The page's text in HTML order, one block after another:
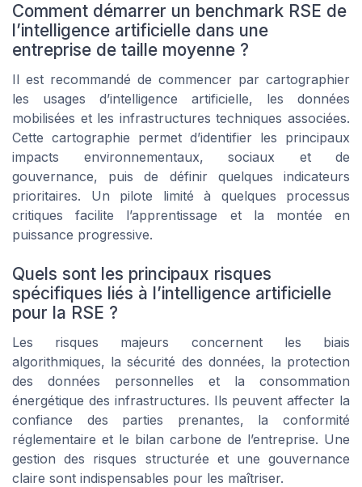
Comment démarrer un benchmark RSE de
l’intelligence artificielle dans une
entreprise de taille moyenne ?
Il est recommandé de commencer par cartographier
les usages d’intelligence artificielle, les données
mobilisées et les infrastructures techniques associées.
Cette cartographie permet d’identifier les principaux
impacts environnementaux, sociaux et de
gouvernance, puis de définir quelques indicateurs
prioritaires. Un pilote limité à quelques processus
critiques facilite l’apprentissage et la montée en
puissance progressive.
Quels sont les principaux risques
spécifiques liés à l’intelligence artificielle
pour la RSE ?
Les risques majeurs concernent les biais
algorithmiques, la sécurité des données, la protection
des données personnelles et la consommation
énergétique des infrastructures. Ils peuvent affecter la
confiance des parties prenantes, la conformité
réglementaire et le bilan carbone de l’entreprise. Une
gestion des risques structurée et une gouvernance
claire sont indispensables pour les maîtriser.